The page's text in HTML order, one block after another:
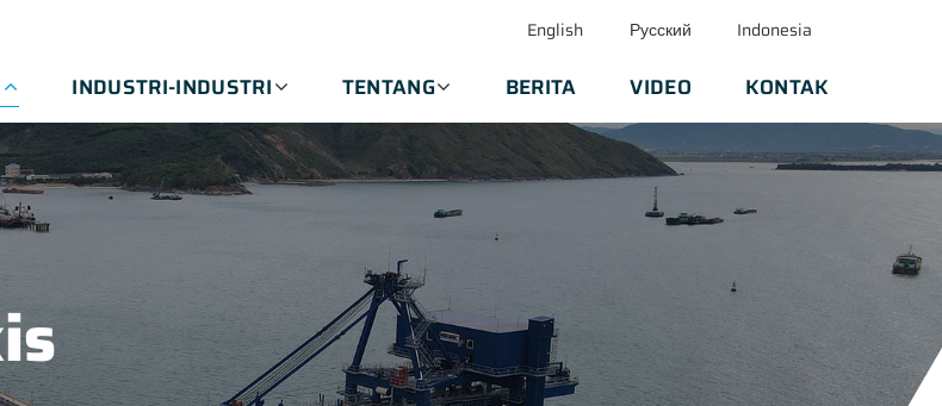
English Русский Indonesia
INDUSTRI-INDUSTRI TENTANG BERITA VIDEO KONTAK